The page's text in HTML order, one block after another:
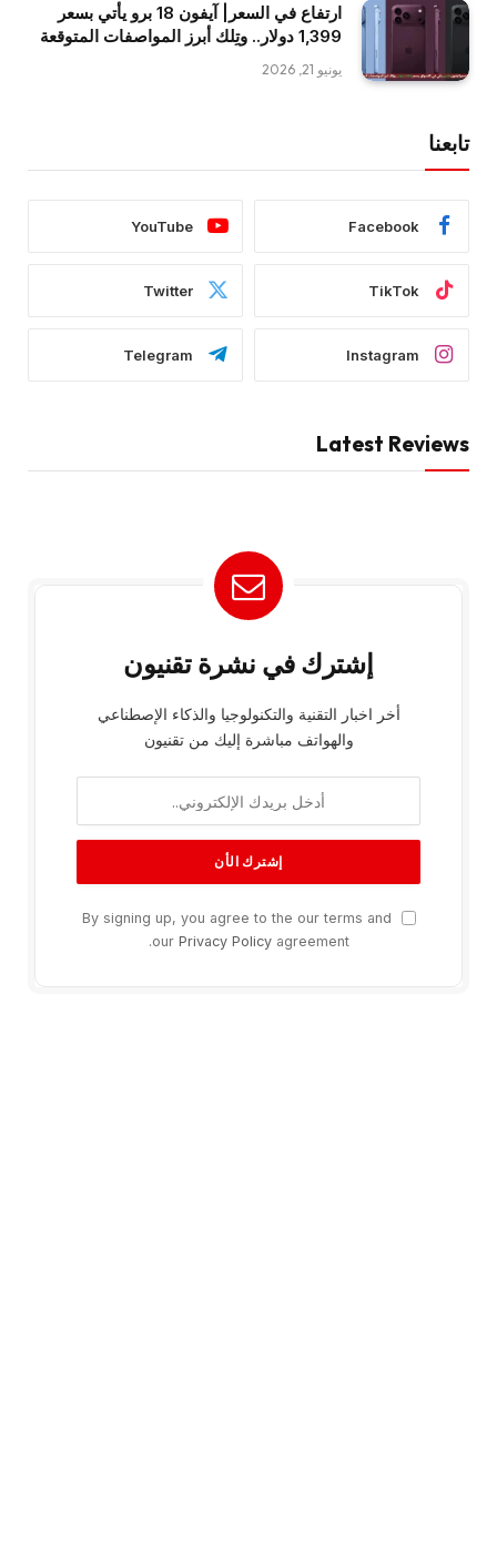
ارتفاع في السعر| آيفون 18 برو يأتي بسعر
1,399 دولار.. وتِلك أبرز المواصفات المتوقعة
يونيو 21, 2026
تابعنا
Facebook
YouTube
TikTok
Twitter
Instagram
Telegram
Latest Reviews
إشترك في نشرة تقنيون
أخر اخبار التقنية والتكنولوجيا والذكاء الإصطناعي
والهواتف مباشرة إليك من تقنيون
By signing up, you agree to the our terms and
our Privacy Policyagreement.